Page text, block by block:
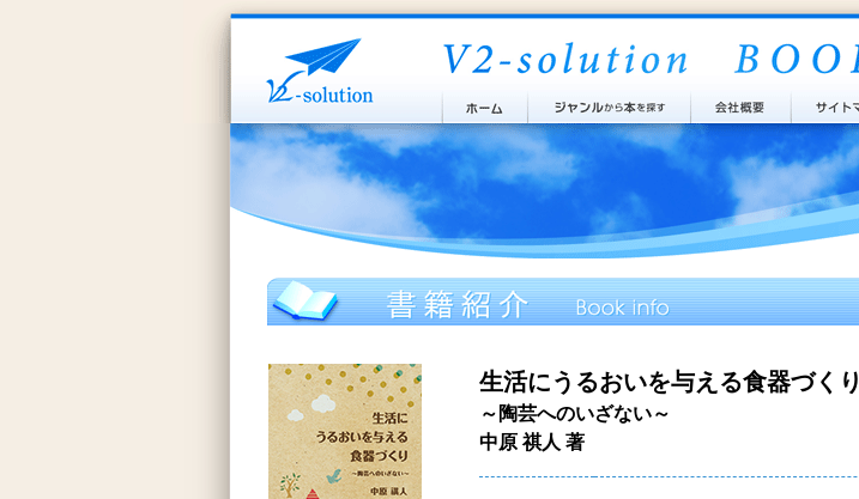
生活にうるおいを与える食器づくり
～陶芸へのいざない～
中原 祺人 著